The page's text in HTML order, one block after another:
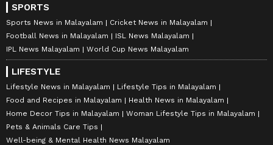
SPORTS
Sports News in Malayalam
Cricket News in Malayalam
Football News in Malayalam
ISL News Malayalam
IPL News Malayalam
World Cup News Malayalam
LIFESTYLE
Lifestyle News in Malayalam
Lifestyle Tips in Malayalam
Food and Recipes in Malayalam
Health News in Malayalam
Home Decor Tips in Malayalam
Woman Lifestyle Tips in Malayalam
Pets & Animals Care Tips
Well-being & Mental Health News Malayalam